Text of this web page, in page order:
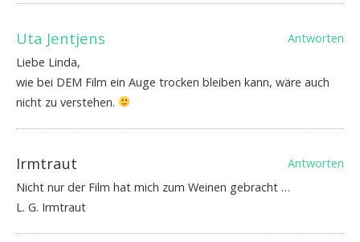
Uta Jentjens
Antworten
Liebe Linda,
wie bei DEM Film ein Auge trocken bleiben kann, wäre auch
nicht zu verstehen.
Irmtraut
Antworten
Nicht nur der Film hat mich zum Weinen gebracht …
L. G. Irmtraut